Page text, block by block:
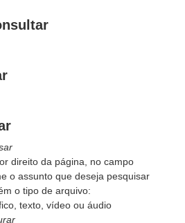
direito da página, no campo
o assunto que deseja pesquisar
o tipo de arquivo:
texto, vídeo ou áudio